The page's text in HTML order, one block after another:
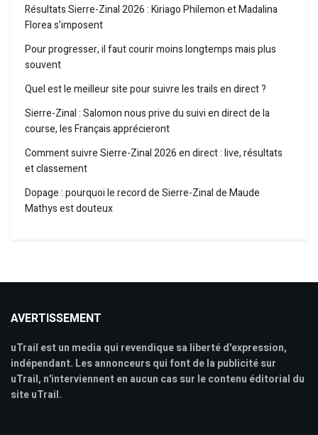
Résultats Sierre-Zinal 2026 : Kiriago Philemon et Madalina
Florea s’imposent
Pour progresser, il faut courir moins longtemps mais plus
souvent
Quel est le meilleur site pour suivre les trails en direct ?
Sierre-Zinal : Salomon nous prive du suivi en direct de la
course, les Français apprécieront
Comment suivre Sierre-Zinal 2026 en direct : live, résultats
et classement
Dopage : pourquoi le record de Sierre-Zinal de Maude
Mathys est douteux
AVERTISSEMENT
uTrail est un media qui revendique sa liberté d'expression,
indépendant. Les annonceurs qui font de la publicité sur
uTrail, n'interviennent en aucun cas sur le contenu éditorial du
site uTrail.